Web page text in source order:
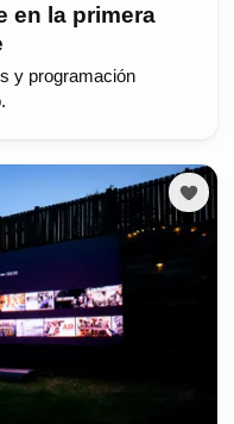
en la primera
y programación